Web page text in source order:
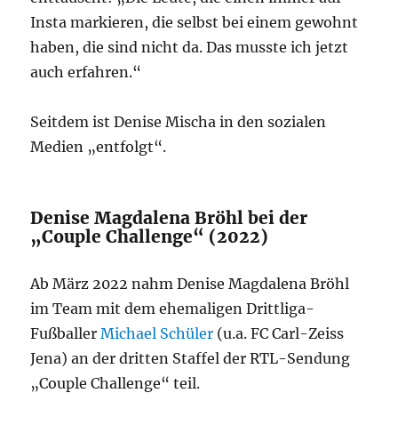
Insta markieren, die selbst bei einem gewohnt
haben, die sind nicht da. Das musste ich jetzt
auch erfahren.“
Seitdem ist Denise Mischa in den sozialen
Medien „entfolgt“.
Denise Magdalena Bröhl bei der
„Couple Challenge“ (2022)
Ab März 2022 nahm Denise Magdalena Bröhl
im Team mit dem ehemaligen Drittliga-
FußballerMichael Schüler (u.a. FC Carl-Zeiss
Jena) an der dritten Staffel der RTL-Sendung
„Couple Challenge“ teil.